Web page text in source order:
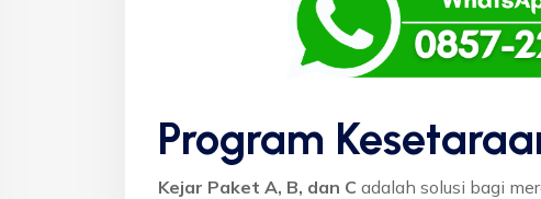
Program
Kejar Paket A, B, dan C adalah solusi bagi